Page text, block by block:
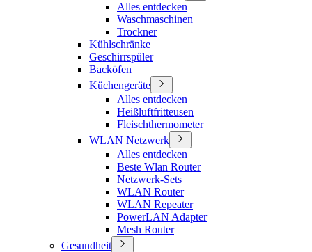
Alles entdecken
Waschmaschinen
Trockner
Kühlschränke
Geschirrspüler
Backöfen
Küchengeräte
Alles entdecken
Heißluftfritteusen
Fleischthermometer
WLAN Netzwerk
Alles entdecken
Beste Wlan Router
Netzwerk-Sets
WLAN Router
WLAN Repeater
PowerLAN Adapter
Mesh Router
Gesundheit